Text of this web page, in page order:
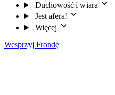
Duchowość i wiara
Jest afera!
Więcej
Wesprzyj Frondę